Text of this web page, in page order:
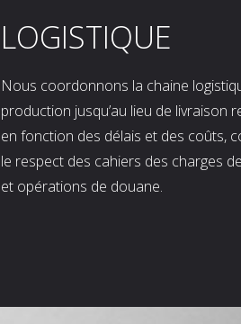
LOGISTIQUE
Nous coordonnons la chaine
production jusqu’au lieu de livraison
en fonction des délais et des coûts,
le respect des cahiers des charges
et opérations de douane.